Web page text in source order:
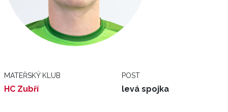
MATEŘSKÝ KLUB
HC Zubří
POST
levá spojka